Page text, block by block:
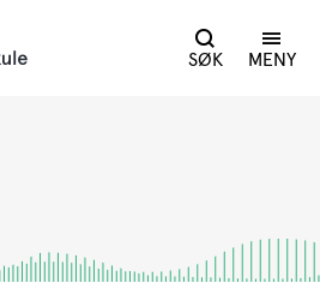
SØK MENY